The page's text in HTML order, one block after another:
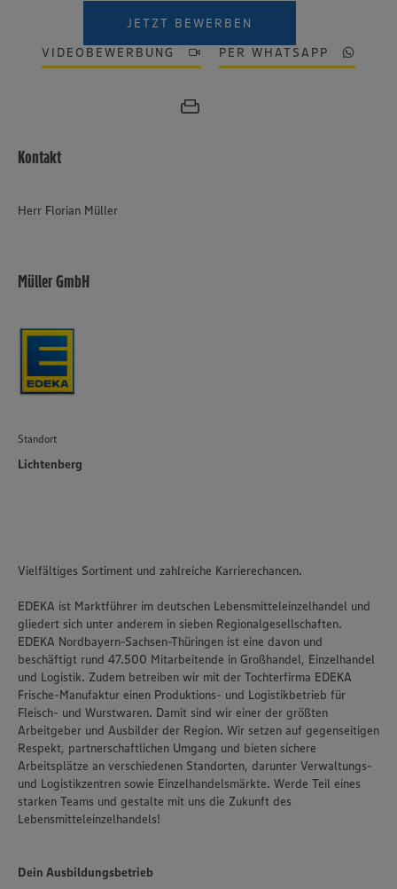
JETZT BEWERBEN
VIDEOBEWERBUNG
PER WHATSAPP
Kontakt
Herr Florian Müller
Müller GmbH
Standort
Lichtenberg
Vielfältiges Sortiment und zahlreiche Karrierechancen.
EDEKA ist Marktführer im deutschen Lebensmitteleinzelhandel und
gliedert sich unter anderem in sieben Regionalgesellschaften.
EDEKA Nordbayern-Sachsen-Thüringen ist eine davon und
beschäftigt rund 47.500 Mitarbeitende in Großhandel, Einzelhandel
und Logistik. Zudem betreiben wir mit der Tochterfirma EDEKA
Frische-Manufaktur einen Produktions- und Logistikbetrieb für
Fleisch- und Wurstwaren. Damit sind wir einer der größten
Arbeitgeber und Ausbilder der Region. Wir setzen auf gegenseitigen
Respekt, partnerschaftlichen Umgang und bieten sichere
Arbeitsplätze an verschiedenen Standorten, darunter Verwaltungs-
und Logistikzentren sowie Einzelhandelsmärkte. Werde Teil eines
starken Teams und gestalte mit uns die Zukunft des
Lebensmitteleinzelhandels!
Dein Ausbildungsbetrieb